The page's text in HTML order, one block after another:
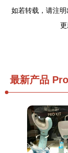
如若转载，请注
最新产品